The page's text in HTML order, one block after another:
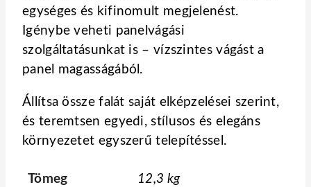
egységes és kifinomult megjelenést.
Igénybe veheti panelvágási
szolgáltatásunkat is – vízszintes vágást a
panel magasságából.
Állítsa össze falát saját elképzelései szerint,
és teremtsen egyedi, stílusos és elegáns
környezetet egyszerű telepítéssel.
Tömeg 12,3 kg